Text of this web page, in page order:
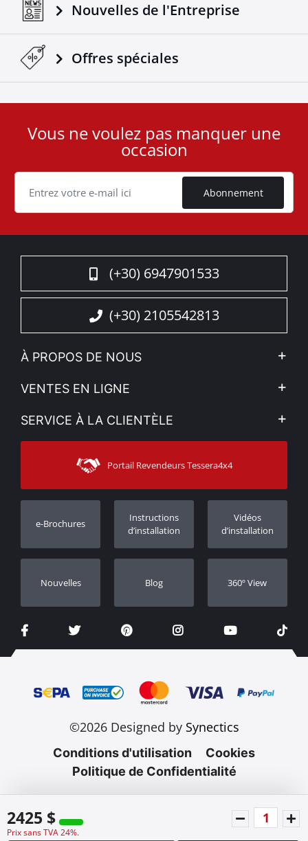
2425 $
Prix sans TVA 24%.
Nouvelles de l'Entreprise
Offres spéciales
User
Cookie
Vous ne voulez pas manquer une
occasion
Abonnement
(+30) 6947901533
(+30) 2105542813
À PROPOS DE NOUS
L'entreprise
Voir nos actualités
Sitemap
VENTES EN LIGNE
Mon compte
Moyens d’expédition
SERVICE À LA CLIENTÈLE
Contacter
Assistance aux clients
Suivi des commandes
Concessionnaires
Portail Revendeurs Tessera4x4
e-Brochures
Instructions
d’installation
Vidéos
d’installation
Nouvelles Blog 360º View
©2026 Designed by Synectics
Conditions d'utilisation
Cookies
Politique de Confidentialité